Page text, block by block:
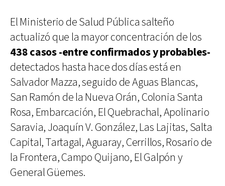
El Ministerio de Salud Pública salteño
actualizó que la mayor concentración de los
438 casos -entre confirmados y probables-
detectados hasta hace dos días está en
Salvador Mazza, seguido de Aguas Blancas,
San Ramón de la Nueva Orán, Colonia Santa
Rosa, Embarcación, El Quebrachal, Apolinario
Saravia, Joaquín V. González, Las Lajitas, Salta
Capital, Tartagal, Aguaray, Cerrillos, Rosario de
la Frontera, Campo Quijano, El Galpón y
General Güemes.